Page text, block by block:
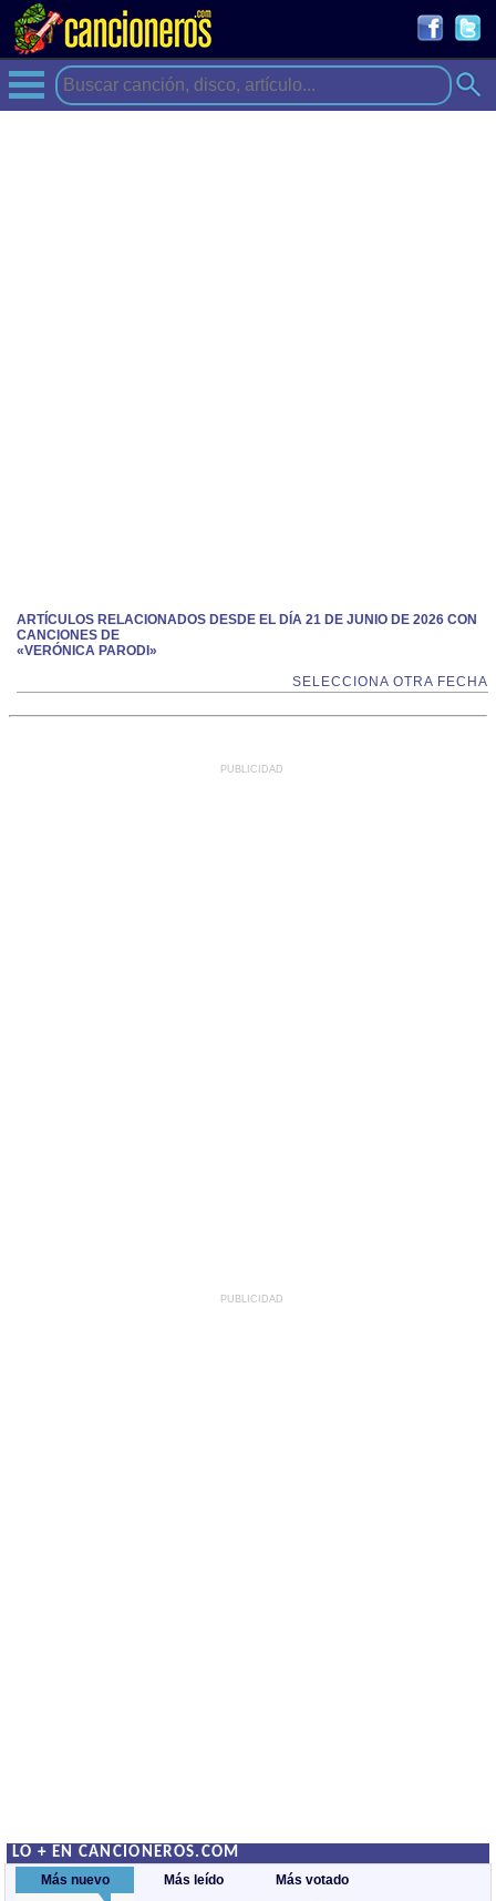
ARTÍCULOS RELACIONADOS DESDE EL DÍA 21 DE JUNIO DE 2026 CON
CANCIONES DE
«VERÓNICA PARODI»
SELECCIONA OTRA FECHA
PUBLICIDAD
PUBLICIDAD
LO + EN CANCIONEROS.COM
Más nuevo Más leído Más votado